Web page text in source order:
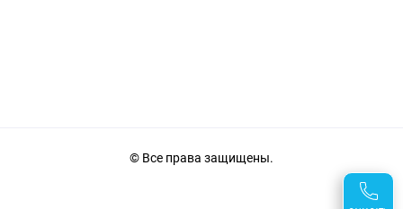
© Все права защищены.